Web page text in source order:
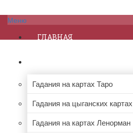
Меню
ГЛАВНАЯ
Гадания на картах Таро
Гадания на цыганских картах
Гадания на картах Ленорман